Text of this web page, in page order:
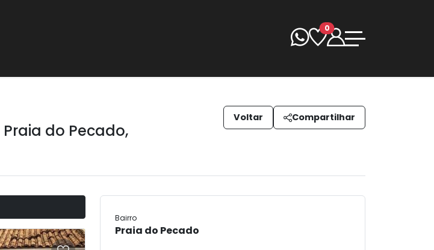
0
Praia do Pecado,
Voltar Compartilhar
Bairro
Praia do Pecado